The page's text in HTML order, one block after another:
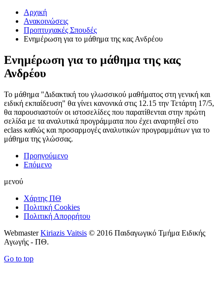
Αρχική
Ανακοινώσεις
Προπτυχιακές Σπουδές
Ενημέρωση για το μάθημα της κας Ανδρέου
Ενημέρωση για το μάθημα της κας
Ανδρέου
Το μάθημα "Διδακτική του γλωσσικού μαθήματος στη γενική και
ειδική εκπαίδευση" θα γίνει κανονικά στις 12.15 την Τετάρτη 17/5,
θα παρουσιαστούν οι ιστοσελίδες που παρατίθενται στην πρώτη
σελίδα με τα αναλυτικά προγράμματα που έχει αναρτηθεί στο
eclass καθώς και προσαρμογές αναλυτικών προγραμμάτων για το
μάθημα της γλώσσας.
Προηγούμενο
Επόμενο
μενού
Χάρτης ΠΘ
Πολιτική Cookies
Πολιτική Απορρήτου
WebmasterKiriazis Vaitsis © 2016 Παιδαγωγικό Τμήμα Ειδικής
Αγωγής - ΠΘ.
Go to top